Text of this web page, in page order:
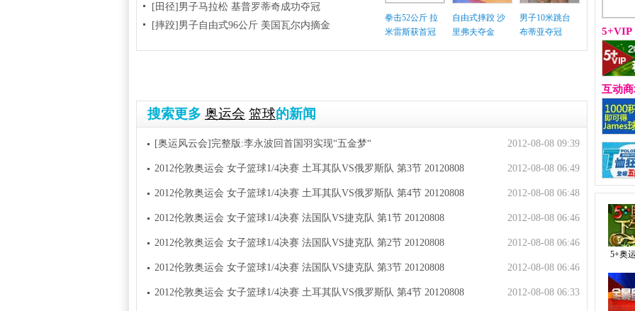
[田径]男子马拉松 基普罗蒂奇成功夺冠
[摔跤]男子自由式96公斤 美国瓦尔内摘金
拳击52公斤 拉
米雷斯获首冠
自由式摔跤 沙
里弗夫夺金
男子10米跳台
布蒂亚夺冠
搜索更多 奥运会 篮球的新闻
2012-08-08 09:39
[奥运风云会]完整版:李永波回首国羽实现“五金梦“
2012-08-08 06:49
2012伦敦奥运会 女子篮球1/4决赛 土耳其队VS俄罗斯队 第3节 20120808
2012-08-08 06:48
2012伦敦奥运会 女子篮球1/4决赛 土耳其队VS俄罗斯队 第4节 20120808
2012-08-08 06:46
2012伦敦奥运会 女子篮球1/4决赛 法国队VS捷克队 第1节 20120808
2012-08-08 06:46
2012伦敦奥运会 女子篮球1/4决赛 法国队VS捷克队 第2节 20120808
2012-08-08 06:46
2012伦敦奥运会 女子篮球1/4决赛 法国队VS捷克队 第3节 20120808
2012-08-08 06:33
2012伦敦奥运会 女子篮球1/4决赛 土耳其队VS俄罗斯队 第4节 20120808
5+VIP
互动
5+奥